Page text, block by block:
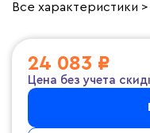
Все характеристики >
24 083 ₽
Цена без учета